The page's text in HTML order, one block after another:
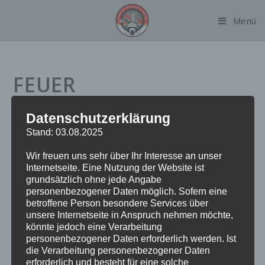
Menü
FEUER
BRANDMELDEANLAGE
Datum:20. März 2024 um 9:30 Uhr
Alarmierungsart:TME
Einsatzart:FEUBMA
Einsatzort:Schmachthäger Straße
Fahrzeuge:FF Alsterdorf
Weitere Kräfte:BF Barmbek, BF Innenstadt, Polizei
Datenschutzerklärung
Stand: 03.08.2025
Wir freuen uns sehr über Ihr Interesse an unser
Internetseite. Eine Nutzung der Website ist
grundsätzlich ohne jede Angabe
personenbezogener Daten möglich. Sofern eine
betroffene Person besondere Services über
unsere Internetseite in Anspruch nehmen möchte,
könnte jedoch eine Verarbeitung
personenbezogener Daten erforderlich werden. Ist
die Verarbeitung personenbezogener Daten
erforderlich und besteht für eine solche